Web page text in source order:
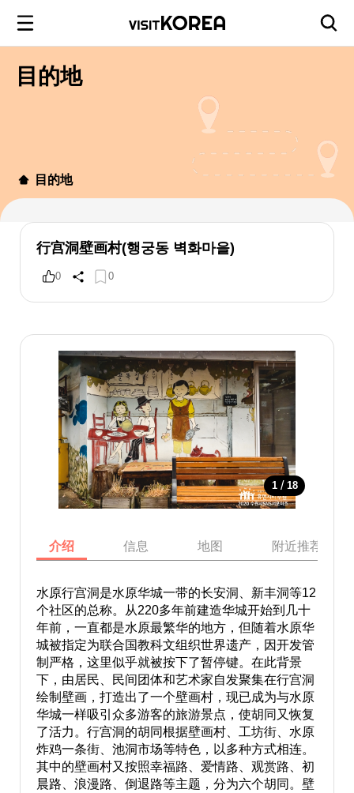
目的地
目的地
行宫洞壁画村(행궁동 벽화마을)
0 0
1 / 18
介绍 信息 地图 附近推荐景点
水原行宫洞是水原华城一带的长安洞、新丰洞等12
个社区的总称。从220多年前建造华城开始到几十
年前，一直都是水原最繁华的地方，但随着水原华
城被指定为联合国教科文组织世界遗产，因开发管
制严格，这里似乎就被按下了暂停键。在此背景
下，由居民、民间团体和艺术家自发聚集在行宫洞
绘制壁画，打造出了一个壁画村，现已成为与水原
华城一样吸引众多游客的旅游景点，使胡同又恢复
了活力。行宫洞的胡同根据壁画村、工坊街、水原
炸鸡一条街、池洞市场等特色，以多种方式相连。
其中的壁画村又按照幸福路、爱情路、观赏路、初
晨路、浪漫路、倒退路等主题，分为六个胡同。壁